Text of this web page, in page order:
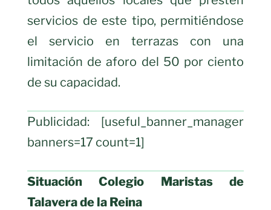
servicios de este tipo, permitiéndose
el servicio en terrazas con una
limitación de aforo del 50 por ciento
de su capacidad.
Publicidad: [useful_banner_manager
banners=17 count=1]
Situación Colegio Maristas de
Talavera de la Reina